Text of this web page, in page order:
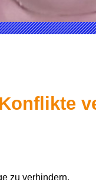
zu verhindern.